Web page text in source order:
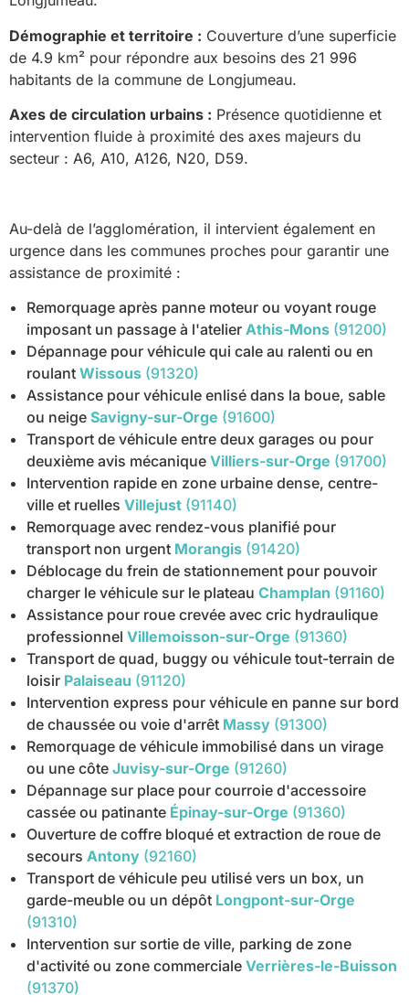
Démographie et territoire : Couverture d’une superficie
de 4.9 km² pour répondre aux besoins des 21 996
habitants de la commune de Longjumeau.
Axes de circulation urbains : Présence quotidienne et
intervention fluide à proximité des axes majeurs du
secteur : A6, A10, A126, N20, D59.
Au-delà de l’agglomération, il intervient également en
urgence dans les communes proches pour garantir une
assistance de proximité :
Remorquage après panne moteur ou voyant rouge
imposant un passage à l'atelier Athis-Mons (91200)
Dépannage pour véhicule qui cale au ralenti ou en
roulant Wissous (91320)
Assistance pour véhicule enlisé dans la boue, sable
ou neige Savigny-sur-Orge (91600)
Transport de véhicule entre deux garages ou pour
deuxième avis mécanique Villiers-sur-Orge (91700)
Intervention rapide en zone urbaine dense, centre-
ville et ruelles Villejust (91140)
Remorquage avec rendez-vous planifié pour
transport non urgent Morangis (91420)
Déblocage du frein de stationnement pour pouvoir
charger le véhicule sur le plateau Champlan (91160)
Assistance pour roue crevée avec cric hydraulique
professionnel Villemoisson-sur-Orge (91360)
Transport de quad, buggy ou véhicule tout-terrain de
loisir Palaiseau (91120)
Intervention express pour véhicule en panne sur bord
de chaussée ou voie d'arrêt Massy (91300)
Remorquage de véhicule immobilisé dans un virage
ou une côte Juvisy-sur-Orge (91260)
Dépannage sur place pour courroie d'accessoire
cassée ou patinante Épinay-sur-Orge (91360)
Ouverture de coffre bloqué et extraction de roue de
secours Antony (92160)
Transport de véhicule peu utilisé vers un box, un
garde-meuble ou un dépôt Longpont-sur-Orge
(91310)
Intervention sur sortie de ville, parking de zone
d'activité ou zone commerciale Verrières-le-Buisson
(91370)